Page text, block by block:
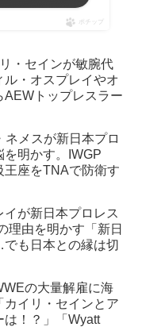
ポチップ
・セインが敏腕代
ル・オスプレイやオ
AEWトップレスラー
ネメスが新日本プロ
を明かす。IWGP
王座をTNAで防衛す
イが新日本プロレス
由を明かす「新日
も日本との縁は切
の大量解雇に海
イリ・セインとア
は！？」「Wyatt